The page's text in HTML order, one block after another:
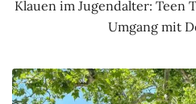
Klauen im Jugendalter: Teen
Umgang mit